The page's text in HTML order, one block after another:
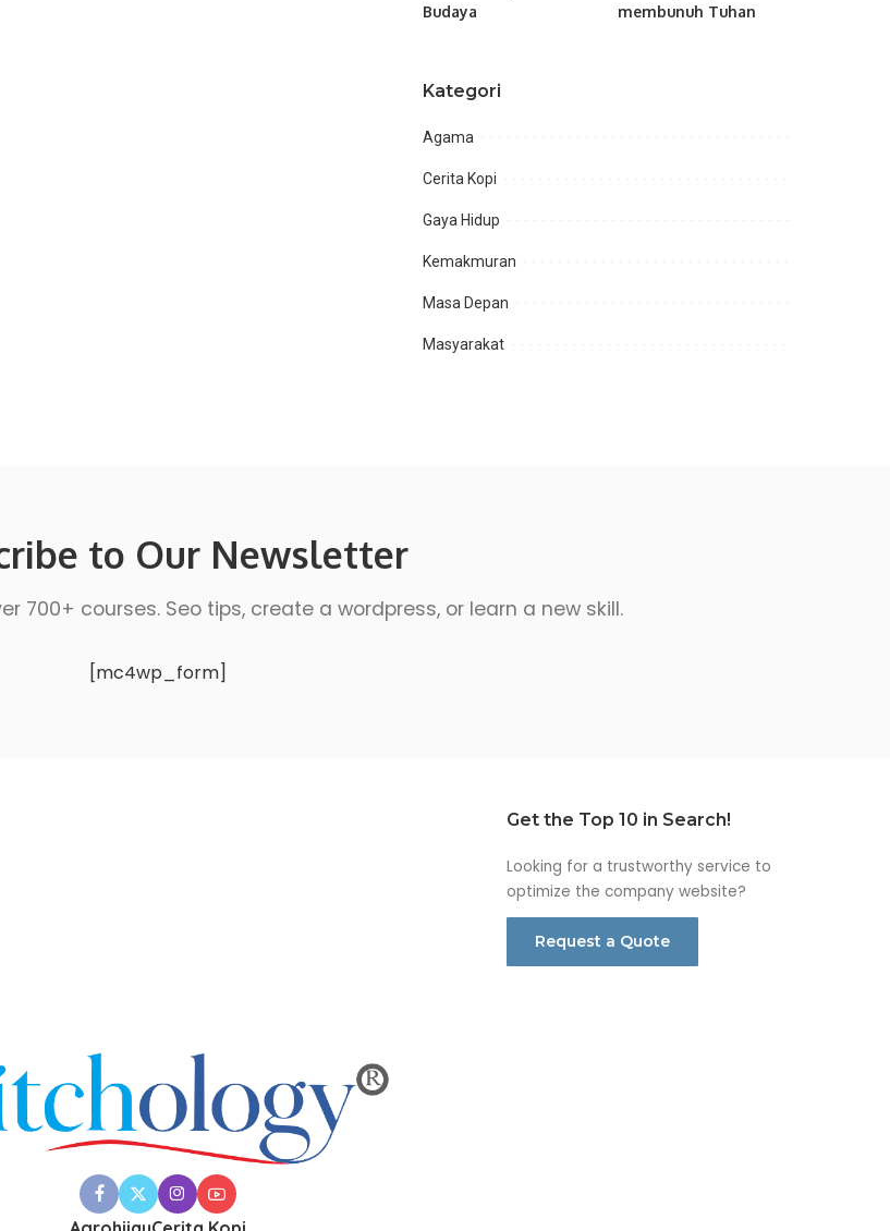
Budaya
membunuh Tuhan
Kategori
Agama
Cerita Kopi
Gaya Hidup
Kemakmuran
Masa Depan
Masyarakat
to Our Newsletter
700+ courses. Seo tips, create a wordpress, or learn a new skill.
[mc4wp_form]
Get the Top 10 in Search!
Looking for a trustworthy service to
optimize the company website?
Request a Quote